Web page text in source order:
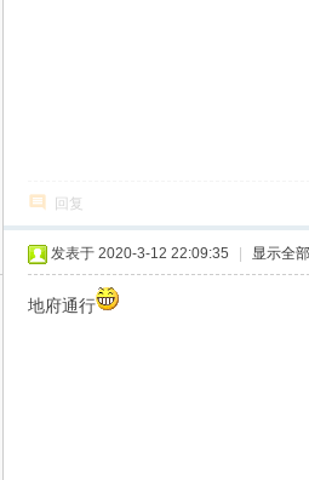
回复
发表于 2020-3-12 22:09:35 显示全
地府通行